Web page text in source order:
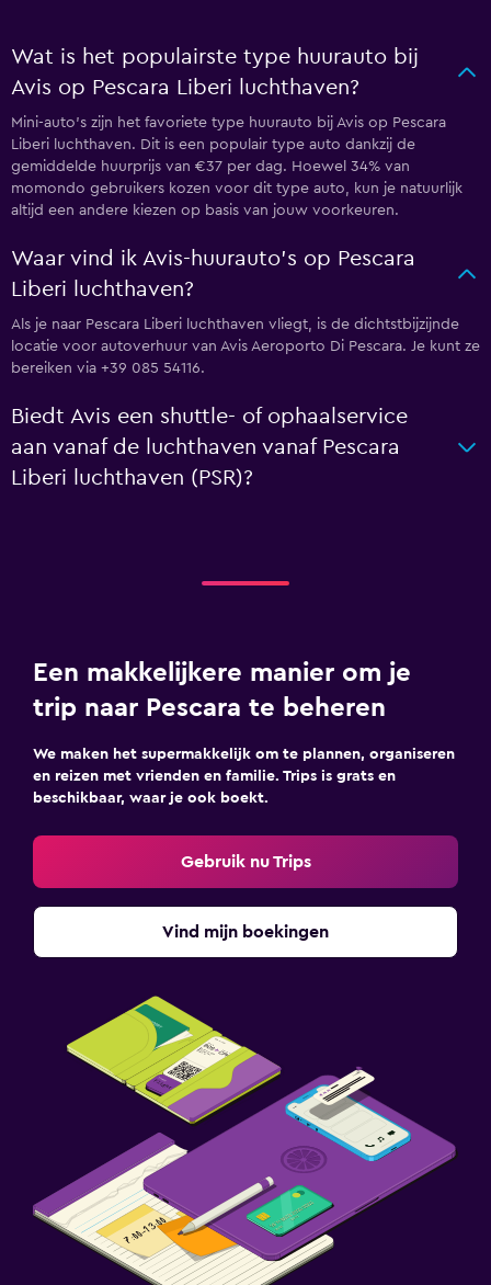
Wat is het populairste type huurauto bij
Avis op Pescara Liberi luchthaven?
Mini-auto's zijn het favoriete type huurauto bij Avis op Pescara
Liberi luchthaven. Dit is een populair type auto dankzij de
gemiddelde huurprijs van €37 per dag. Hoewel 34% van
momondo gebruikers kozen voor dit type auto, kun je natuurlijk
altijd een andere kiezen op basis van jouw voorkeuren.
Waar vind ik Avis-huurauto's op Pescara
Liberi luchthaven?
Als je naar Pescara Liberi luchthaven vliegt, is de dichtstbijzijnde
locatie voor autoverhuur van Avis Aeroporto Di Pescara. Je kunt ze
bereiken via +39 085 54116.
Biedt Avis een shuttle- of ophaalservice
aan vanaf de luchthaven vanaf Pescara
Liberi luchthaven (PSR)?
Een makkelijkere manier om je
trip naar Pescara te beheren
We maken het supermakkelijk om te plannen, organiseren
en reizen met vrienden en familie. Trips is grats en
beschikbaar, waar je ook boekt.
Gebruik nu Trips
Vind mijn boekingen